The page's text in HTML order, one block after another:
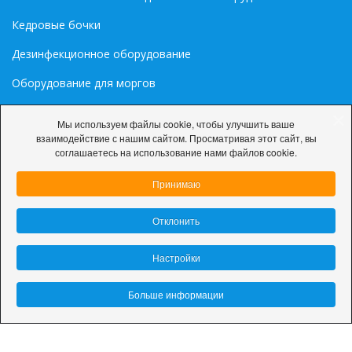
Мы используем файлы cookie, чтобы улучшить ваше
взаимодействие с нашим сайтом. Просматривая этот сайт, вы
соглашаетесь на использование нами файлов cookie.
Принимаю
Отклонить
Настройки
Больше информации
Кедровые бочки
Дезинфекционное оборудование
Оборудование для моргов
Палитра цветов RAL
© 2026 ООО «ДарниЛюкС»
Политика конфиденциальности
Настройки cookie
Разработка сайта:site-support.by